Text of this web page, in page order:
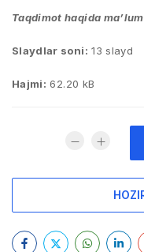
Taqdimot haqida
Slaydlar soni: 13 slayd
Hajmi: 62.20 kB